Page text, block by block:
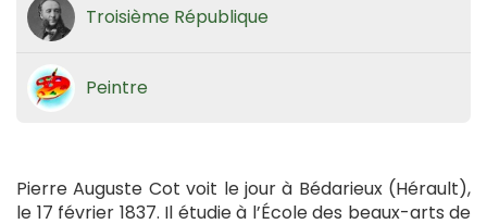
Troisième République
Peintre
Pierre Auguste Cot voit le jour à Bédarieux (Hérault),
le 17 février 1837. Il étudie à l’École des beaux-arts de